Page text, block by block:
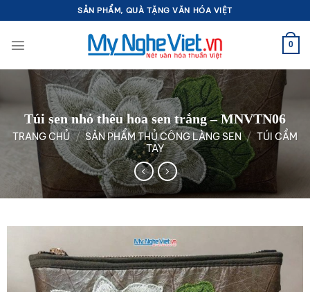
qua
nội
SẢN PHẨM, QUÀ TẶNG VĂN HÓA VIỆT
0
Túi sen nhỏ thêu hoa sen trắng – MNVTN06
TRANG CHỦ / SẢN PHẨM THỦ CÔNG LÀNG SEN / TÚI CẦM
TAY